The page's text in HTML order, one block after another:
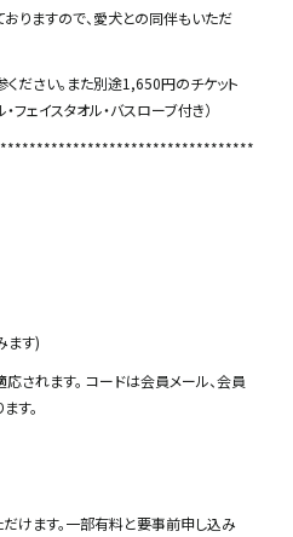
りますので、愛犬との同伴もいただ
ださい。また別途1,650円のチケット
フェイスタオル・バスローブ付き）
ます)
されます。 コードは会員メール、会員
す。
けます。一部有料と要事前申し込み